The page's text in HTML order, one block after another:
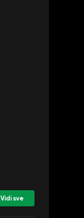
Vidi sve